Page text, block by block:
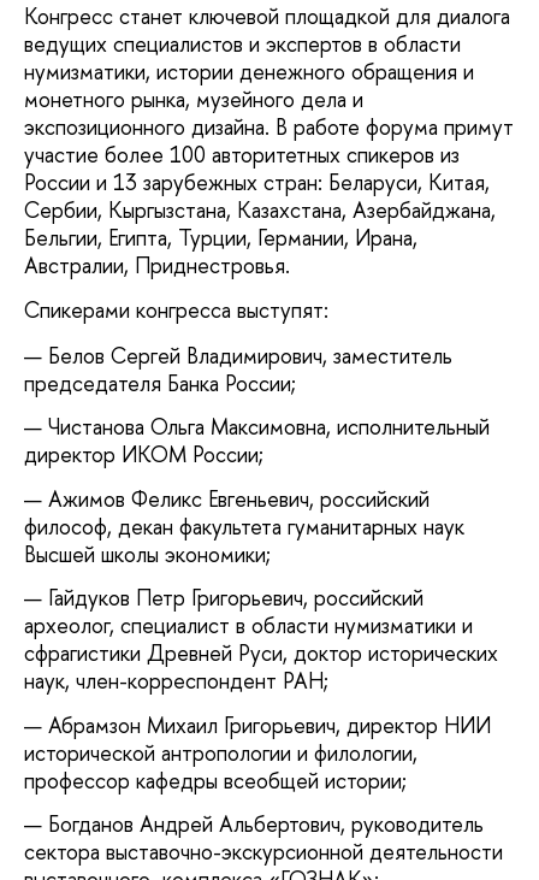
Конгресс станет ключевой площадкой для диалога
ведущих специалистов и экспертов в области
нумизматики, истории денежного обращения и
монетного рынка, музейного дела и
экспозиционного дизайна. В работе форума примут
участие более 100 авторитетных спикеров из
России и 13 зарубежных стран: Беларуси, Китая,
Сербии, Кыргызстана, Казахстана, Азербайджана,
Бельгии, Египта, Турции, Германии, Ирана,
Австралии, Приднестровья.
Спикерами конгресса выступят:
Белов Сергей Владимирович, заместитель
председателя Банка России;
Чистанова Ольга Максимовна, исполнительный
директор ИКОМ России;
Ажимов Феликс Евгеньевич, российский
философ, декан факультета гуманитарных наук
Высшей школы экономики;
Гайдуков Петр Григорьевич, российский
археолог, специалист в области нумизматики и
сфрагистики Древней Руси, доктор исторических
наук, член-корреспондент РАН;
Абрамзон Михаил Григорьевич, директор НИИ
исторической антропологии и филологии,
профессор кафедры всеобщей истории;
Богданов Андрей Альбертович, руководитель
сектора выставочно-экскурсионной деятельности